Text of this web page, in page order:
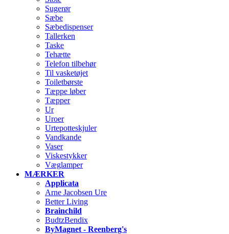
Sugerør
Sæbe
Sæbedispenser
Tallerken
Taske
Tehætte
Telefon tilbehør
Til vasketøjet
Toiletbørste
Tæppe løber
Tæpper
Ur
Uroer
Urtepotteskjuler
Vandkande
Vaser
Viskestykker
Væglamper
MÆRKER
Applicata
Arne Jacobsen Ure
Better Living
Brainchild
BudtzBendix
ByMagnet - Reenberg's